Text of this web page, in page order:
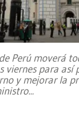
Perú moverá
viernes para así
y mejorar la
...